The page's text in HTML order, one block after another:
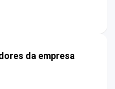
da empresa